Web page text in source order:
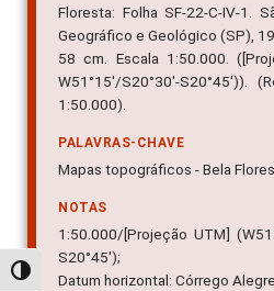
Alternar alto contraste
Floresta: Folha SF-22-C-IV-1.
Geográfico e Geológico (SP),
58 cm. Escala 1:50.000.
W51°15'/S20°30'-S20°45')).
1:50.000).
PALAVRAS-CHAVE
Mapas topográficos - Bela
NOTAS
1:50.000/[Projeção UTM]
S20°45');
Datum horizontal: Córrego